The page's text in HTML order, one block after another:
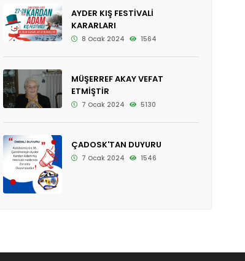
AYDER KIŞ FESTİVALİ
KARARLARI
8 Ocak 2024 1564
MÜŞERREF AKAY VEFAT
ETMİŞTİR
7 Ocak 2024 5130
ÇADOSK'TAN DUYURU
7 Ocak 2024 1546